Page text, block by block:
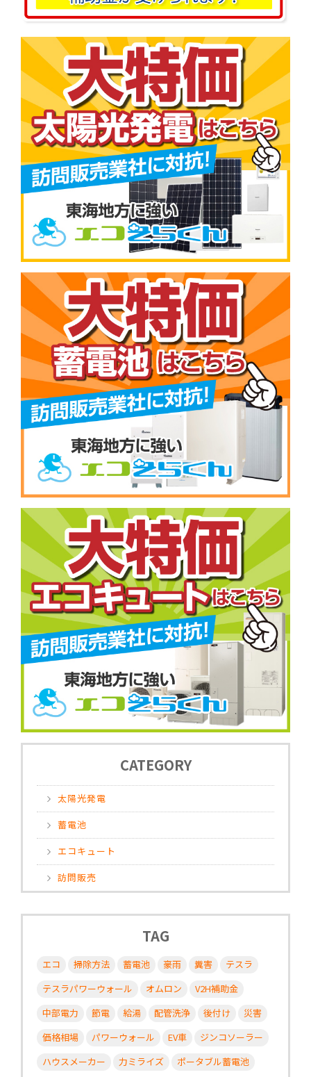
CATEGORY
太陽光発電
蓄電池
エコキュート
訪問販売
TAG
エコ 掃除方法 蓄電池 豪雨 糞害
テスラ
テスラパワーウォール
オムロン
V2H補助金
中部電力
節電 給湯 配管洗浄 後付け
災害
価格相場
パワーウォール EV車
ジンコソーラー
ハウスメーカー
力ミライズ
ポータブル蓄電池